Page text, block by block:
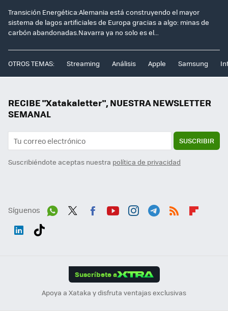
Transición Energética:Alemania está construyendo el mayor
sistema de lagos artificiales de Europa gracias a algo: minas de
carbón abandonadas.Navarra ya no solo es el...
OTROS TEMAS: Streaming Análisis Apple Samsung
RECIBE "Xatakaletter", NUESTRA NEWSLETTER
SEMANAL
SUSCRIBIR
Suscribiéndote aceptas nuestra política de privacidad
Síguenos
Suscríbete a
Apoya a Xataka y disfruta ventajas exclusivas